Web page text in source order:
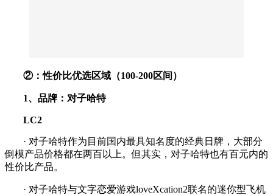
②：性价比优选区域（100-200区间）
1、品牌：对子哈特
LC2
· 对子哈特作为目前国内最具知名度的经典日牌，大部分
倒模产品价格都在两百以上。但其实，对子哈特也有百元内的
性价比产品。
· 对子哈特与文字恋爱游戏loveXcation2联名的迷你型飞机